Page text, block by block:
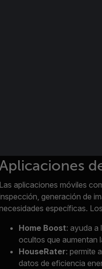
Aplicaciones
Las aplicaciones móviles
generación de
específicas.
Home Boost: ayuda a
ocultos que aumentan
HouseRater: permite
datos de eficiencia